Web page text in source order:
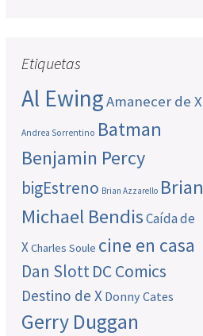
Etiquetas
Al EwingAmanecer de X
Andrea Sorrentino Batman
Benjamin Percy
bigEstreno Brian Azzarello Brian
Michael BendisCaída de
XCharles Soule cine en casa
Dan SlottDC Comics
Destino de X Donny Cates
Gerry Duggan